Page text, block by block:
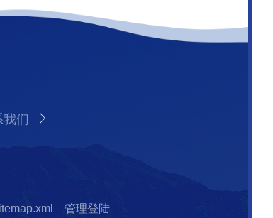
我们
管理登陆